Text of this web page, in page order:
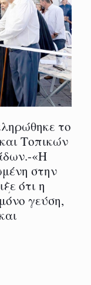
το
Τοπικών
«Η
στην
ότι η
γεύση,